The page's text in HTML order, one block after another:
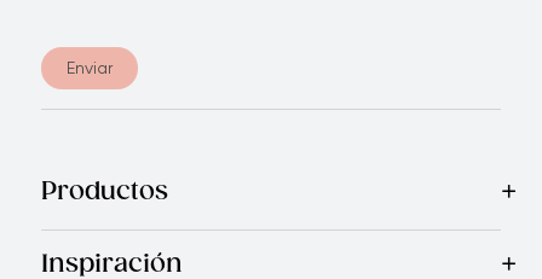
Enviar
Productos
Mas VendidosCocinaCuchillosVajillasElectrodomésticos
Inspiración